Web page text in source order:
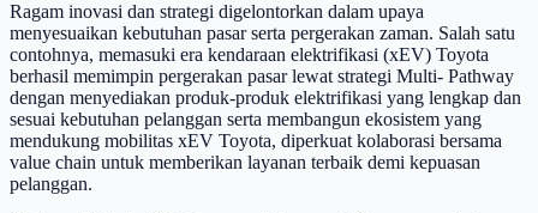
Ragam inovasi dan strategi digelontorkan dalam upaya
menyesuaikan kebutuhan pasar serta pergerakan zaman. Salah satu
contohnya, memasuki era kendaraan elektrifikasi (xEV) Toyota
berhasil memimpin pergerakan pasar lewat strategi Multi- Pathway
dengan menyediakan produk-produk elektrifikasi yang lengkap dan
sesuai kebutuhan pelanggan serta membangun ekosistem yang
mendukung mobilitas xEV Toyota, diperkuat kolaborasi bersama
value chain untuk memberikan layanan terbaik demi kepuasan
pelanggan.